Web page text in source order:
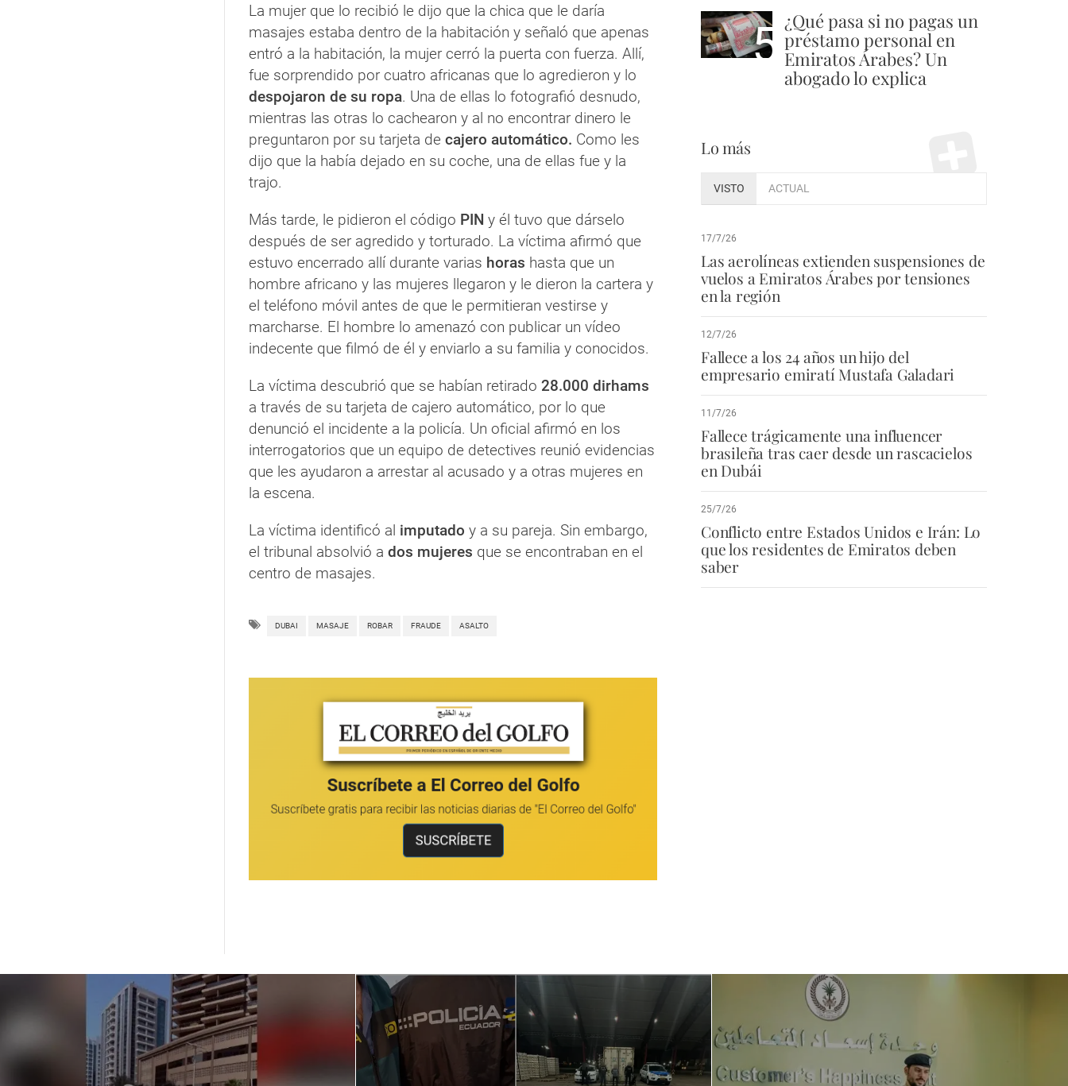
La mujer que lo recibió le dijo que la chica que le daría
masajes estaba dentro de la habitación y señaló que apenas
entró a la habitación, la mujer cerró la puerta con fuerza. Allí,
fue sorprendido por cuatro africanas que lo agredieron y lo
despojaron de su ropa. Una de ellas lo fotografió desnudo,
mientras las otras lo cachearon y al no encontrar dinero le
preguntaron por su tarjeta de cajero automático. Como les
dijo que la había dejado en su coche, una de ellas fue y la
trajo.
Más tarde, le pidieron el código PIN y él tuvo que dárselo
después de ser agredido y torturado. La víctima afirmó que
estuvo encerrado allí durante varias horas hasta que un
hombre africano y las mujeres llegaron y le dieron la cartera y
el teléfono móvil antes de que le permitieran vestirse y
marcharse. El hombre lo amenazó con publicar un vídeo
indecente que filmó de él y enviarlo a su familia y conocidos.
La víctima descubrió que se habían retirado 28.000 dirhams
a través de su tarjeta de cajero automático, por lo que
denunció el incidente a la policía. Un oficial afirmó en los
interrogatorios que un equipo de detectives reunió evidencias
que les ayudaron a arrestar al acusado y a otras mujeres en
la escena.
La víctima identificó al imputado y a su pareja. Sin embargo,
el tribunal absolvió a dos mujeres que se encontraban en el
centro de masajes.
DUBAI MASAJE ROBAR FRAUDE ASALTO
5 ¿Qué pasa si no pagas un
préstamo personal en
Emiratos Árabes? Un
abogado lo explica
Lo más
VISTO ACTUAL
17/7/26
Las aerolíneas extienden suspensiones de
vuelos a Emiratos Árabes por tensiones
en la región
12/7/26
Fallece a los 24 años un hijo del
empresario emiratí Mustafa Galadari
11/7/26
Fallece trágicamente una influencer
brasileña tras caer desde un rascacielos
en Dubái
25/7/26
Conflicto entre Estados Unidos e Irán: Lo
que los residentes de Emiratos deben
saber